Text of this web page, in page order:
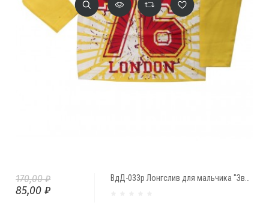
170,00 ₽
85,00 ₽